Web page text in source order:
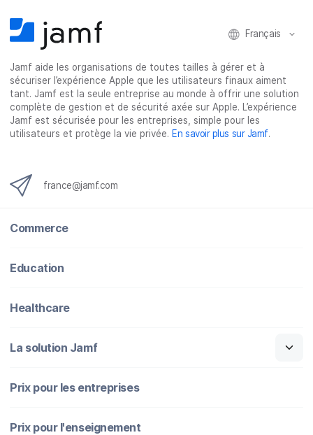
Français
Jamf aide les organisations de toutes tailles à gérer et à
sécuriser l’expérience Apple que les utilisateurs finaux aiment
tant. Jamf est la seule entreprise au monde à offrir une solution
complète de gestion et de sécurité axée sur Apple. L’expérience
Jamf est sécurisée pour les entreprises, simple pour les
utilisateurs et protège la vie privée. En savoir plus sur Jamf.
france@jamf.com
Commerce
Education
Healthcare
La solution Jamf
Prix pour les entreprises
Prix pour l'enseignement